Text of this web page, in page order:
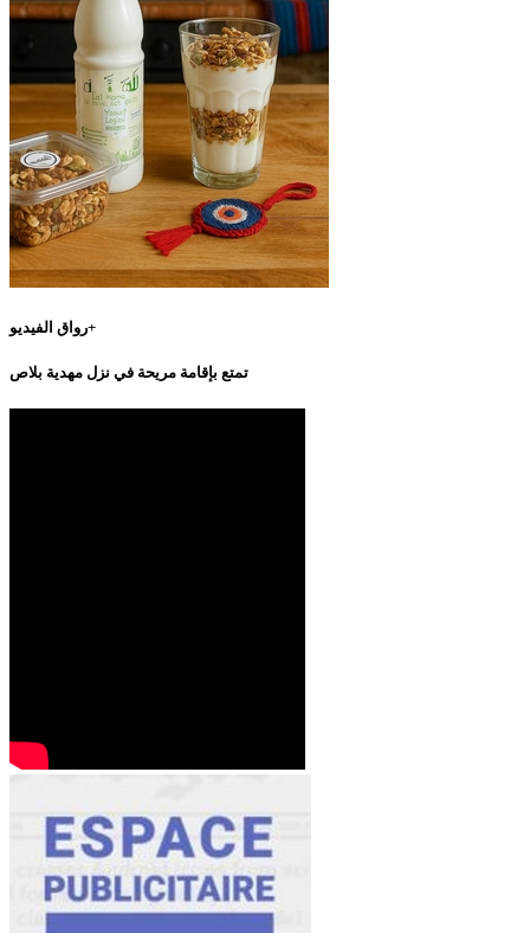
رواق الفيديو+
تمتع بإقامة مريحة في نزل مهدية بلاص